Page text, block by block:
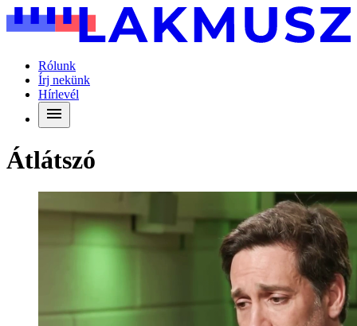
Rólunk
Írj nekünk
Hírlevél
Átlátszó